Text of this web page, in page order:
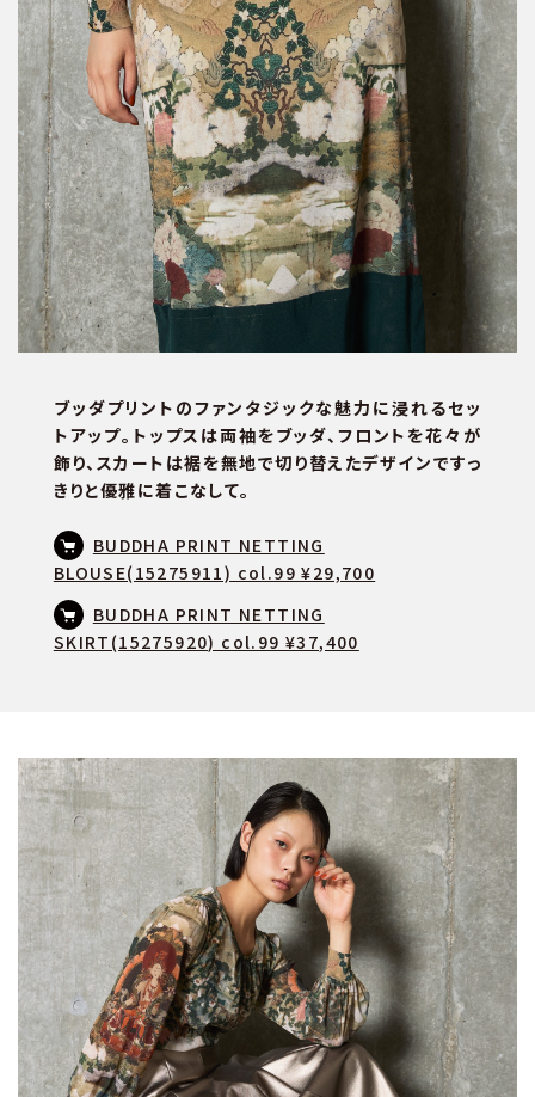
ブッダプリントのファンタジックな魅力に浸れるセッ
トアップ。トップスは両袖をブッダ、フロントを花々が
飾り、スカートは裾を無地で切り替えたデザインですっ
きりと優雅に着こなして。
BUDDHA PRINT NETTING
BLOUSE(15275911) col.99 ¥29,700
BUDDHA PRINT NETTING
SKIRT(15275920) col.99 ¥37,400